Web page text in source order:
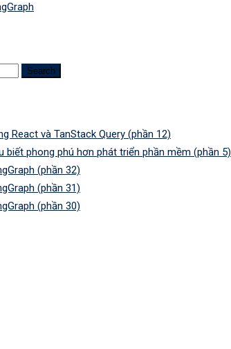
React và TanStack Query (phần 12)
biết phong phú hơn phát triển phần mềm (phần 5)
(phần 32)
(phần 31)
(phần 30)